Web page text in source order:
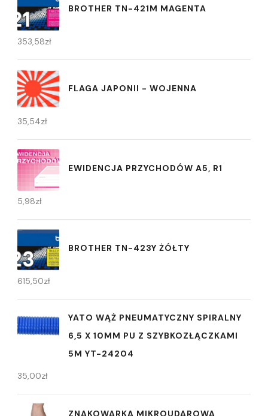
BROTHER TN-421M MAGENTA
353,58zł
FLAGA JAPONII - WOJENNA
35,54zł
EWIDENCJA PRZYCHODÓW A5, R1
5,98zł
BROTHER TN-423Y ŻÓŁTY
615,50zł
YATO WĄŻ PNEUMATYCZNY SPIRALNY
6,5 X 10MM PU Z SZYBKOZŁĄCZKAMI
5M YT-24204
35,00zł
ZNAKOWARKA MIKROUDAROWA